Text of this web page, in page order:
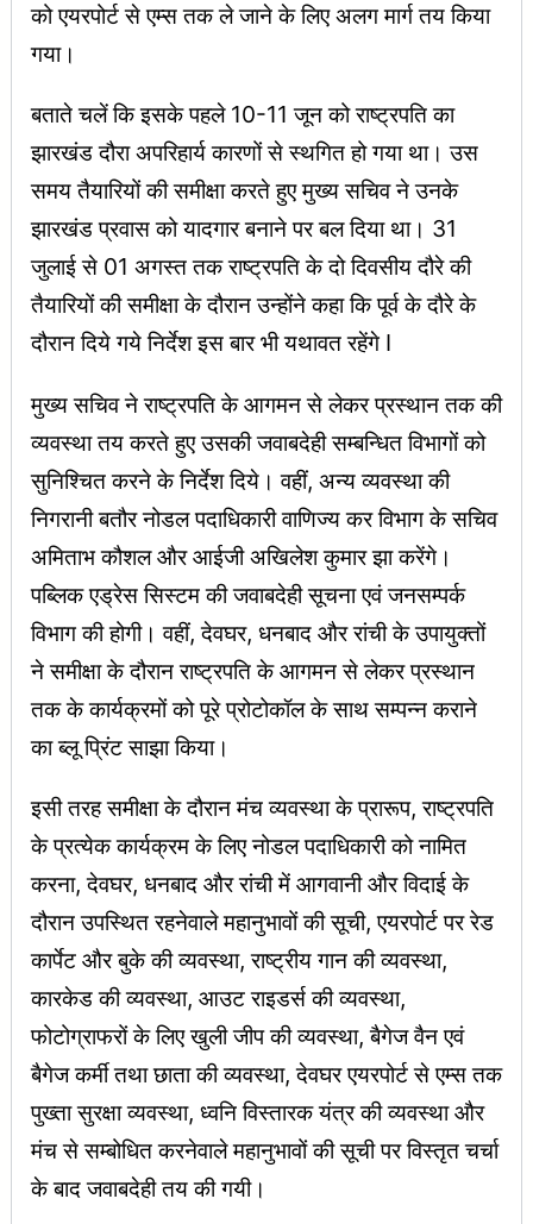
को एयरपोर्ट से एम्स तक ले जाने के लिए अलग मार्ग तय किया
गया।
बताते चलें कि इसके पहले 10-11 जून को राष्ट्रपति का
झारखंड दौरा अपरिहार्य कारणों से स्थगित हो गया था। उस
समय तैयारियों की समीक्षा करते हुए मुख्य सचिव ने उनके
झारखंड प्रवास को यादगार बनाने पर बल दिया था। 31
जुलाई से 01 अगस्त तक राष्ट्रपति के दो दिवसीय दौरे की
तैयारियों की समीक्षा के दौरान उन्होंने कहा कि पूर्व के दौरे के
दौरान दिये गये निर्देश इस बार भी यथावत रहेंगे I
मुख्य सचिव ने राष्ट्रपति के आगमन से लेकर प्रस्थान तक की
व्यवस्था तय करते हुए उसकी जवाबदेही सम्बन्धित विभागों को
सुनिश्चित करने के निर्देश दिये। वहीं, अन्य व्यवस्था की
निगरानी बतौर नोडल पदाधिकारी वाणिज्य कर विभाग के सचिव
अमिताभ कौशल और आईजी अखिलेश कुमार झा करेंगे।
पब्लिक एड्रेस सिस्टम की जवाबदेही सूचना एवं जनसम्पर्क
विभाग की होगी। वहीं, देवघर, धनबाद और रांची के उपायुक्तों
ने समीक्षा के दौरान राष्ट्रपति के आगमन से लेकर प्रस्थान
तक के कार्यक्रमों को पूरे प्रोटोकॉल के साथ सम्पन्न कराने
का ब्लू प्रिंट साझा किया।
इसी तरह समीक्षा के दौरान मंच व्यवस्था के प्रारूप, राष्ट्रपति
के प्रत्येक कार्यक्रम के लिए नोडल पदाधिकारी को नामित
करना, देवघर, धनबाद और रांची में आगवानी और विदाई के
दौरान उपस्थित रहनेवाले महानुभावों की सूची, एयरपोर्ट पर रेड
कार्पेट और बुके की व्यवस्था, राष्ट्रीय गान की व्यवस्था,
कारकेड की व्यवस्था, आउट राइडर्स की व्यवस्था,
फोटोग्राफरों के लिए खुली जीप की व्यवस्था, बैगेज वैन एवं
बैगेज कर्मी तथा छाता की व्यवस्था, देवघर एयरपोर्ट से एम्स तक
पुख्ता सुरक्षा व्यवस्था, ध्वनि विस्तारक यंत्र की व्यवस्था और
मंच से सम्बोधित करनेवाले महानुभावों की सूची पर विस्तृत चर्चा
के बाद जवाबदेही तय की गयी।